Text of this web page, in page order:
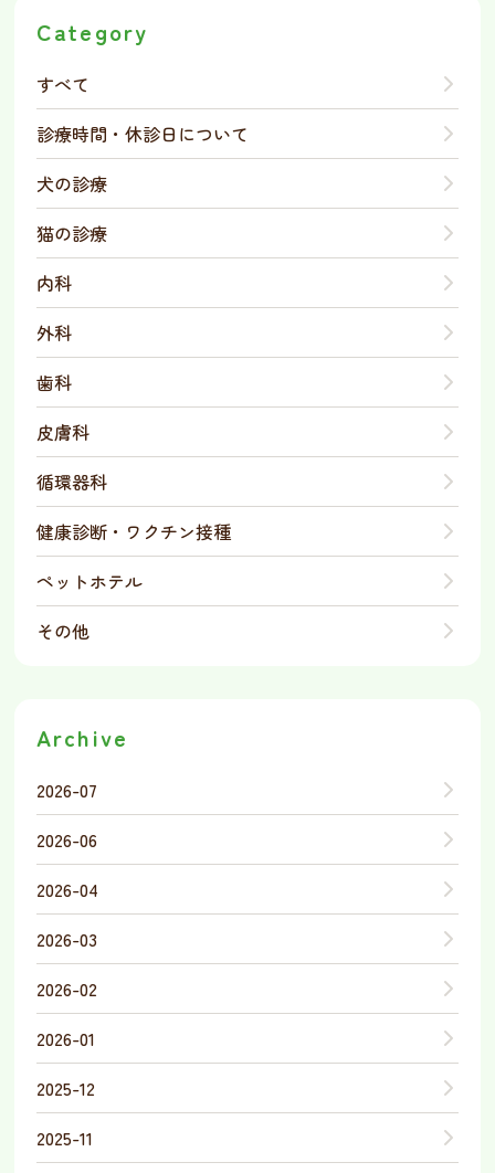
Category
すべて
診療時間・休診日について
犬の診療
猫の診療
内科
外科
歯科
皮膚科
循環器科
健康診断・ワクチン接種
ペットホテル
その他
Archive
2026-07
2026-06
2026-04
2026-03
2026-02
2026-01
2025-12
2025-11